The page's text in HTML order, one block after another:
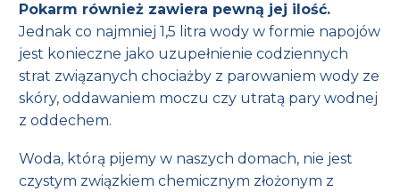
Pokarm również zawiera pewną jej ilość.
Jednak co najmniej 1,5 litra wody w formie napojów
jest konieczne jako uzupełnienie codziennych
strat związanych chociażby z parowaniem wody ze
skóry, oddawaniem moczu czy utratą pary wodnej
z oddechem.
Woda, którą pijemy w naszych domach, nie jest
czystym związkiem chemicznym złożonym z